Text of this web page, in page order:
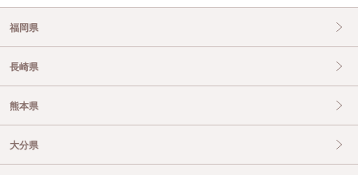
福岡県
長崎県
熊本県
大分県